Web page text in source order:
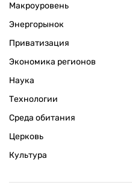
Макроуровень
Энергорынок
Приватизация
Экономика регионов
Наука
Технологии
Среда обитания
Церковь
Культура